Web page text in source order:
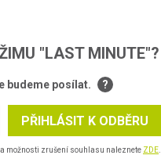
"LAST MINUTE"?
budeme posílat. ?
možnosti zrušení souhlasu naleznete ZDE.
PŘIHLÁSIT K ODBĚRU